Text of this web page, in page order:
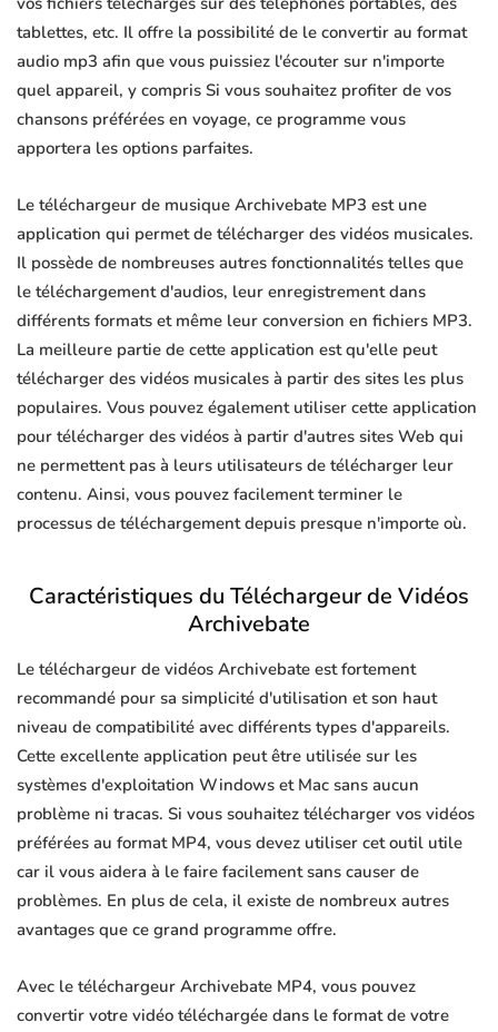
tablettes, etc. Il offre la possibilité de le convertir au format
audio mp3 afin que vous puissiez l'écouter sur n'importe
quel appareil, y compris Si vous souhaitez profiter de vos
chansons préférées en voyage, ce programme vous
apportera les options parfaites.
Le téléchargeur de musique Archivebate MP3 est une
application qui permet de télécharger des vidéos musicales.
Il possède de nombreuses autres fonctionnalités telles que
le téléchargement d'audios, leur enregistrement dans
différents formats et même leur conversion en fichiers MP3.
La meilleure partie de cette application est qu'elle peut
télécharger des vidéos musicales à partir des sites les plus
populaires. Vous pouvez également utiliser cette application
pour télécharger des vidéos à partir d'autres sites Web qui
ne permettent pas à leurs utilisateurs de télécharger leur
contenu. Ainsi, vous pouvez facilement terminer le
processus de téléchargement depuis presque n'importe où.
Caractéristiques du Téléchargeur de Vidéos
Archivebate
Le téléchargeur de vidéos Archivebate est fortement
recommandé pour sa simplicité d'utilisation et son haut
niveau de compatibilité avec différents types d'appareils.
Cette excellente application peut être utilisée sur les
systèmes d'exploitation Windows et Mac sans aucun
problème ni tracas. Si vous souhaitez télécharger vos vidéos
préférées au format MP4, vous devez utiliser cet outil utile
car il vous aidera à le faire facilement sans causer de
problèmes. En plus de cela, il existe de nombreux autres
avantages que ce grand programme offre.
Avec le téléchargeur Archivebate MP4, vous pouvez
convertir votre vidéo téléchargée dans le format de votre